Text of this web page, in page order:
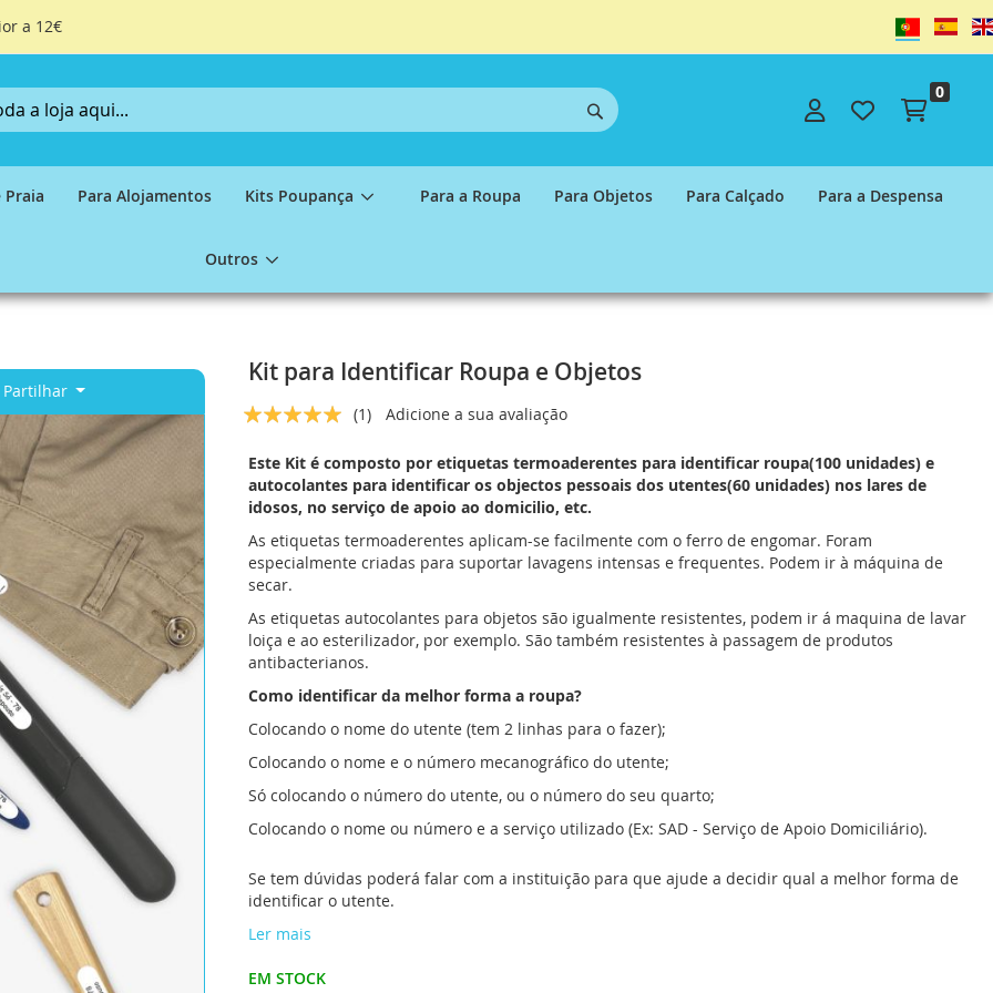
a 12€ Idioma
0
Praia Para Alojamentos Kits Poupança Para a Roupa Para Objetos Para Calçado Para a Despensa
Outros
Partilhar
Kit para Identificar Roupa e Objetos
Classificação:
(1) Adicione a sua avaliação
Este Kit é composto por etiquetas termoaderentes para identificar roupa(100 unidades) e
autocolantes para identificar os objectos pessoais dos utentes(60 unidades) nos lares de
idosos, no serviço de apoio ao domicilio, etc.
As etiquetas termoaderentes aplicam-se facilmente com o ferro de engomar. Foram
especialmente criadas para suportar lavagens intensas e frequentes. Podem ir à máquina de
secar.
As etiquetas autocolantes para objetos são igualmente resistentes, podem ir á maquina de lavar
loiça e ao esterilizador, por exemplo. São também resistentes à passagem de produtos
antibacterianos.
Como identificar da melhor forma a roupa?
Colocando o nome do utente (tem 2 linhas para o fazer);
Colocando o nome e o número mecanográfico do utente;
Só colocando o número do utente, ou o número do seu quarto;
Colocando o nome ou número e a serviço utilizado (Ex: SAD - Serviço de Apoio Domiciliário).
Se tem dúvidas poderá falar com a instituição para que ajude a decidir qual a melhor forma de
identificar o utente.
Ler mais
EM STOCK